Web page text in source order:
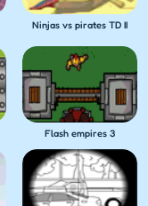
Ninjas vs pirates TD II
Flash empires 3